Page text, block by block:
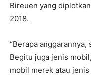
Bireuen yang
2018.
“Berapa
Begitu juga jenis
mobil merek atau jenis